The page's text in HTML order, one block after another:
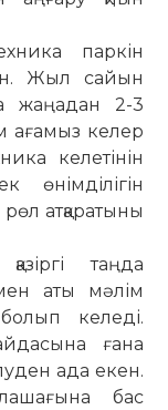
паркін
Жыл сайын
жаңадан 2-3
ағамыз келер
келетінін
атқаратыны
таңда
аты мәлім
келеді.
ғана
ада екен.
бас